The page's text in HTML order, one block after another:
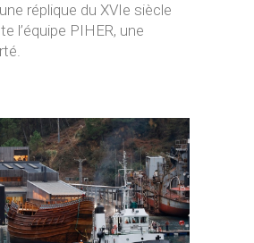
réplique du XVIe siècle
l’équipe PIHER, une